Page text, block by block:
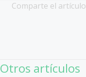
Comparte el artículo
Otros artículos